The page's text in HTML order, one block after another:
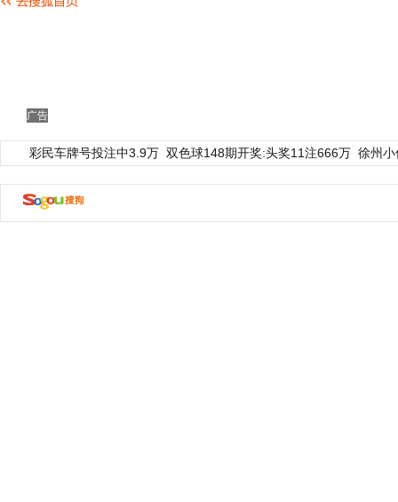
广告
彩民车牌号投注中3.9万 双色球148期开奖:头奖11注666万 徐州